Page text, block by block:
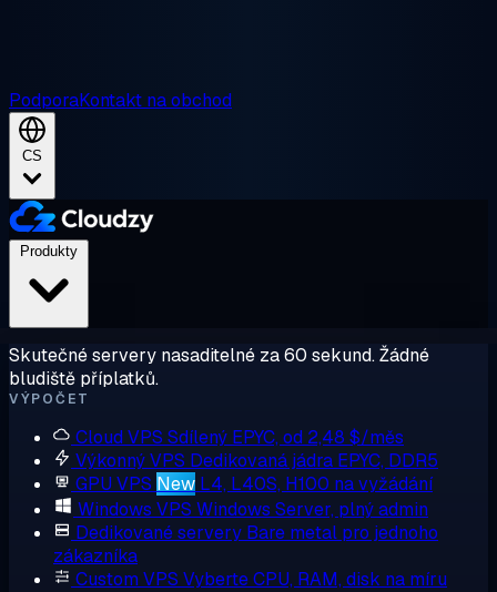
PodporaKontakt na obchod
CS
Skutečné servery nasaditelné za 60 sekund. Žádné
bludiště příplatků.
VÝPOČET
Cloud VPS Sdílený EPYC, od 2,48 $/měs
Výkonný VPS Dedikovaná jádra EPYC, DDR5
GPU VPS New L4, L40S, H100 na vyžádání
Windows VPS Windows Server, plný admin
Dedikované servery Bare metal pro jednoho
zákazníka
Custom VPS Vyberte CPU, RAM, disk na míru